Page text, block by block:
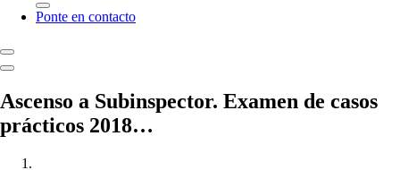
Ponte en contacto
Ascenso a Subinspector. Examen de casos
prácticos 2018…